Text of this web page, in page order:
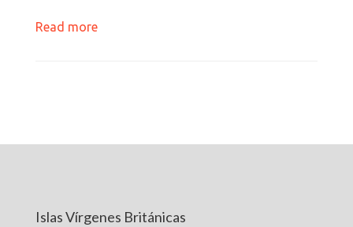
Read more
Islas Vírgenes Británicas